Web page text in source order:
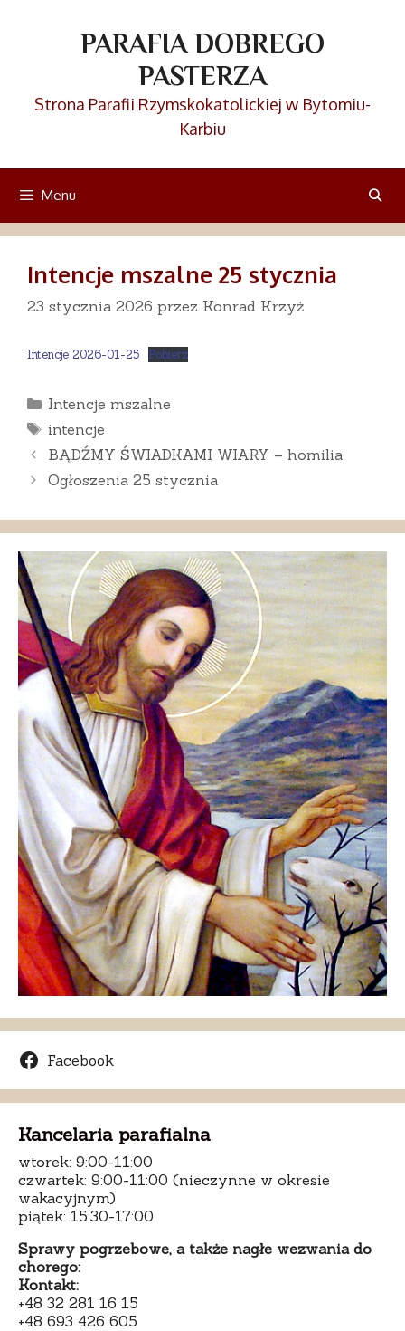
PARAFIA DOBREGO
PASTERZA
Strona Parafii Rzymskokatolickiej w Bytomiu-
Karbiu
Menu
Intencje mszalne 25 stycznia
23 stycznia 2026 przez Konrad Krzyż
Intencje 2026-01-25 Pobierz
Kategorie
Intencje mszalne
Tagi
intencje
BĄDŹMY ŚWIADKAMI WIARY – homilia
Ogłoszenia 25 stycznia
Facebook
Kancelaria parafialna
wtorek: 9:00-11:00
czwartek: 9:00-11:00 (nieczynne w okresie
wakacyjnym)
piątek: 15:30-17:00
Sprawy pogrzebowe, a także nagłe wezwania do
chorego:
Kontakt:
+48 32 281 16 15
+48 693 426 605